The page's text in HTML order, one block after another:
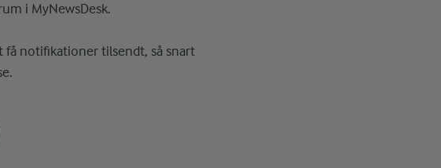
i MyNewsDesk.
få notifikationer tilsendt, så snart